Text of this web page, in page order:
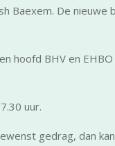
Baexem. De nieuwe
hoofd BHV en
uur.
gedrag, dan